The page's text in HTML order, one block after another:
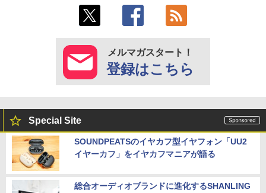
メルマガスタート！
登録はこちら
Special Site
SOUNDPEATSのイヤカフ型イヤフォン「UU2
イヤーカフ」をイヤカフマニアが語る
総合オーディオブランドに進化するSHANLING